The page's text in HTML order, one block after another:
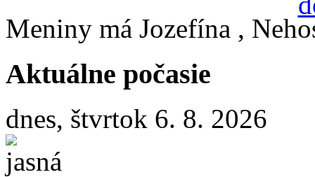
Meniny má Jozefína ,
Aktuálne počasie
dnes, štvrtok 6. 8. 2026